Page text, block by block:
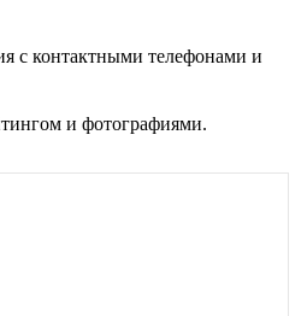
с контактными телефонами и
и фотографиями.